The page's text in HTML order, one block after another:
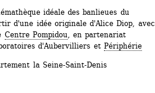
idéale des banlieues du
d'une idée originale d'Alice Diop, avec
Centre Pompidou, en partenariat
d'Aubervilliers et Périphérie
la Seine-Saint-Denis